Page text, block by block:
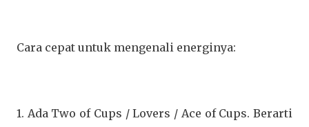
Cara cepat untuk mengenali energinya:
1. Ada Two of Cups / Lovers / Ace of Cups. Berarti